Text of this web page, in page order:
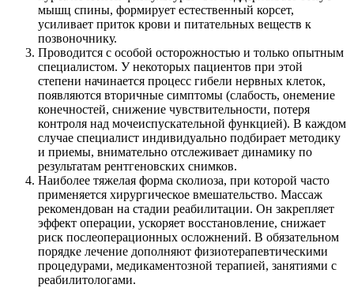
мышц спины, формирует естественный корсет,
усиливает приток крови и питательных веществ к
позвоночнику.
Проводится с особой осторожностью и только опытным
специалистом. У некоторых пациентов при этой
степени начинается процесс гибели нервных клеток,
появляются вторичные симптомы (слабость, онемение
конечностей, снижение чувствительности, потеря
контроля над мочеиспускательной функцией). В каждом
случае специалист индивидуально подбирает методику
и приемы, внимательно отслеживает динамику по
результатам рентгеновских снимков.
Наиболее тяжелая форма сколиоза, при которой часто
применяется хирургическое вмешательство. Массаж
рекомендован на стадии реабилитации. Он закрепляет
эффект операции, ускоряет восстановление, снижает
риск послеоперационных осложнений. В обязательном
порядке лечение дополняют физиотерапевтическими
процедурами, медикаментозной терапией, занятиями с
реабилитологами.